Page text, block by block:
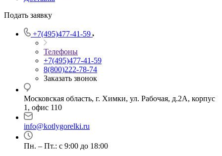
Подать заявку
+7(495)477-41-59
Телефоны
+7(495)477-41-59
8(800)222-78-74
Заказать звонок
Московская область, г. Химки, ул. Рабочая, д.2А, корпус
1, офис 110
info@kotlygorelki.ru
Пн. – Пт.: с 9:00 до 18:00